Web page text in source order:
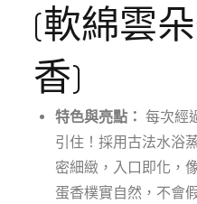
(軟綿雲
香)
特色與亮點： 每次經
引住！採用古法水浴
密細緻，入口即化，
蛋香樸實自然，不會